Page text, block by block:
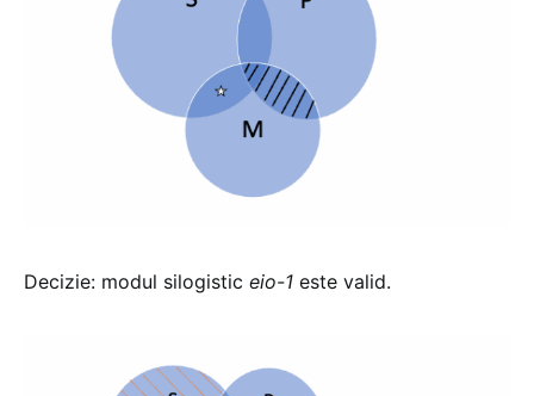
Decizie: modul silogistic eio-1 este valid.